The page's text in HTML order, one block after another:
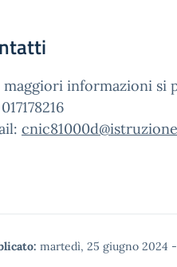
maggiori informazioni
martedì, 25 giugno 2024 -